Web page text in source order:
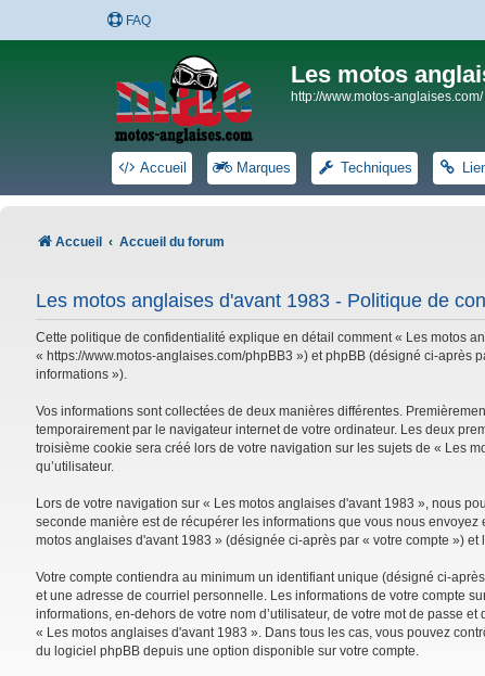
FAQ
Les motos
http://www.motos-anglaises.com/
Accueil Marques Techniques
Accueil Accueil du forum
Les motos anglaises d'avant 1983 - Politique de
Cette politique de confidentialité explique en détail comment « Les motos
« https://www.motos-anglaises.com/phpBB3 ») et phpBB (désigné ci-
informations »).
Vos informations sont collectées de deux manières différentes.
temporairement par le navigateur internet de votre ordinateur. Les deux
troisième cookie sera créé lors de votre navigation sur les sujets de « Les
qu’utilisateur.
Lors de votre navigation sur « Les motos anglaises d'avant 1983 », nous
seconde manière est de récupérer les informations que vous nous
motos anglaises d'avant 1983 » (désignée ci-après par « votre compte »)
Votre compte contiendra au minimum un identifiant unique (désigné ci-
et une adresse de courriel personnelle. Les informations de votre compte
informations, en-dehors de votre nom d’utilisateur, de votre mot de passe
« Les motos anglaises d'avant 1983 ». Dans tous les cas, vous pouvez
du logiciel phpBB depuis une option disponible sur votre compte.